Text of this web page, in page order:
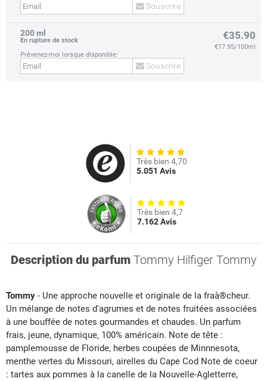
Souscrire
200 ml
En rupture de stock
Prévenez-moi lorsque disponible:
Souscrire
€35.90
€17.95/100ml
Très bien 4,70
5.051 Avis
Très bien 4,7
7.162 Avis
Description du parfum Tommy Hilfiger Tommy
Tommy - Une approche nouvelle et originale de la fraà®cheur.
Un mélange de notes d'agrumes et de notes fruitées associées
à une bouffée de notes gourmandes et chaudes. Un parfum
frais, jeune, dynamique, 100% américain. Note de tête :
pamplemousse de Floride, herbes coupées de Minnnesota,
menthe vertes du Missouri, airelles du Cape Cod Note de coeur
: tartes aux pommes à la canelle de la Nouvelle-Agletterre,